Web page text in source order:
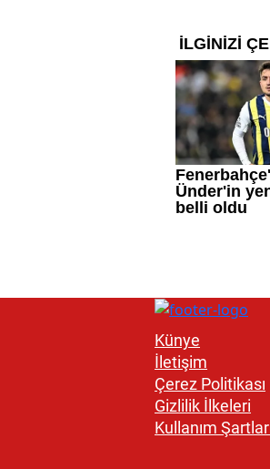
Künye
İletişim
Çerez Politikası
Gizlilik İlkeleri
Kullanım